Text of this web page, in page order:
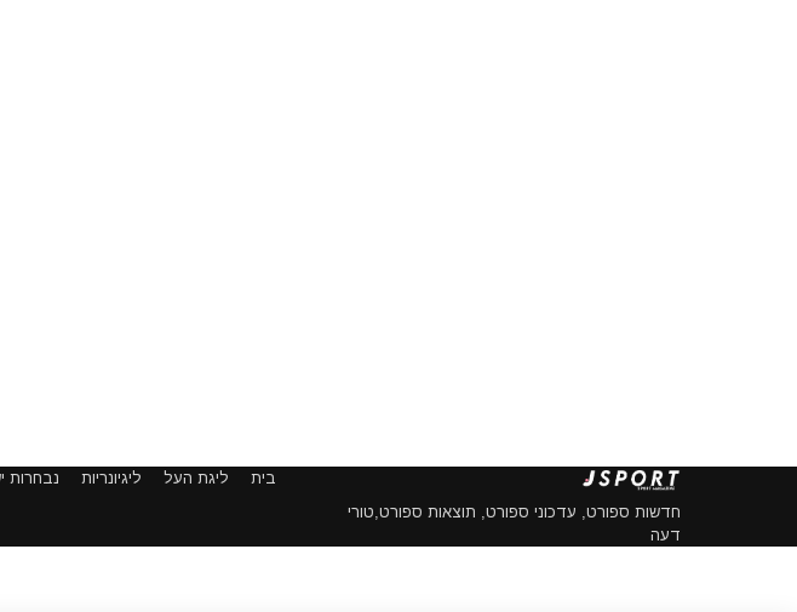
חדשות ספורט, עדכוני ספורט, תוצאות ספורט,טורי
דעה
בית ליגת העל ליגיונריות נבחרות